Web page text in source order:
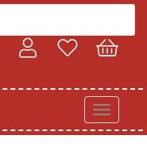
Toggle